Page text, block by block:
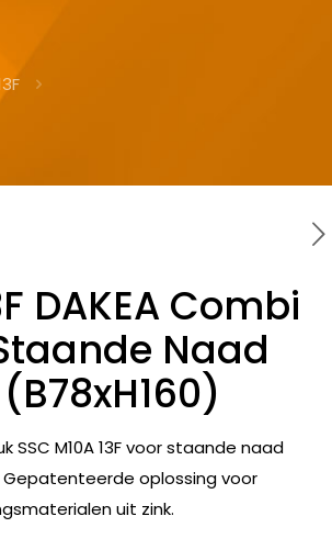
DAKEA Combi
Naad
SSC M10A 13F voor staande naad
oplossing voor
uit zink.